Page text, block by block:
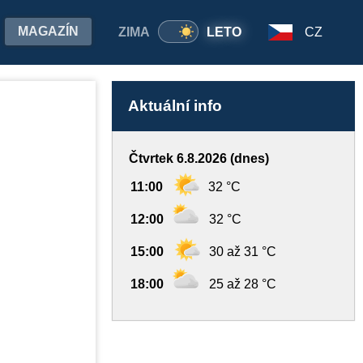
ZIMA LETO
MAGAZÍN CZ
Aktuální info
Čtvrtek 6.8.2026 (dnes)
11:00 32 °C
12:00 32 °C
15:00 30 až 31 °C
18:00 25 až 28 °C